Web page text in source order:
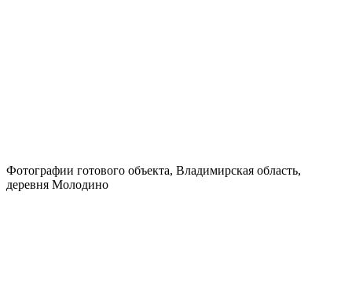
Фотографии готового объекта, Владимирская область,
деревня Молодино